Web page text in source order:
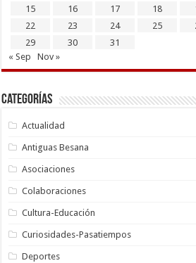
15
16 17 18
22
23 24 25
29
30
31
« Sep
Nov »
Categorías
Actualidad
Antiguas Besana
Asociaciones
Colaboraciones
Cultura-Educación
Curiosidades-Pasatiempos
Deportes